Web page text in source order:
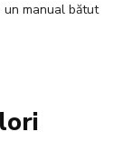
manual bătut